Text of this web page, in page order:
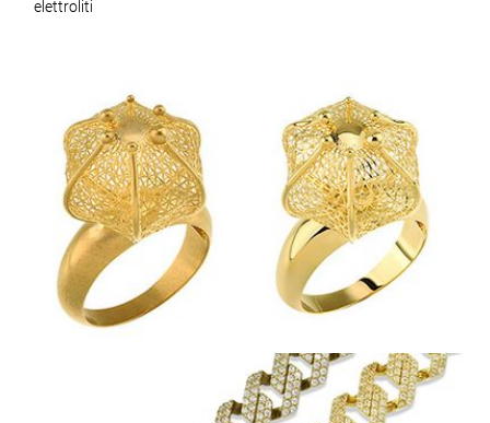
elettroliti